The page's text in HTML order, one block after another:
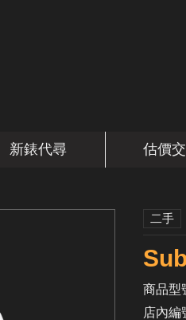
新錶代尋 估價
二手
商品型
店內編